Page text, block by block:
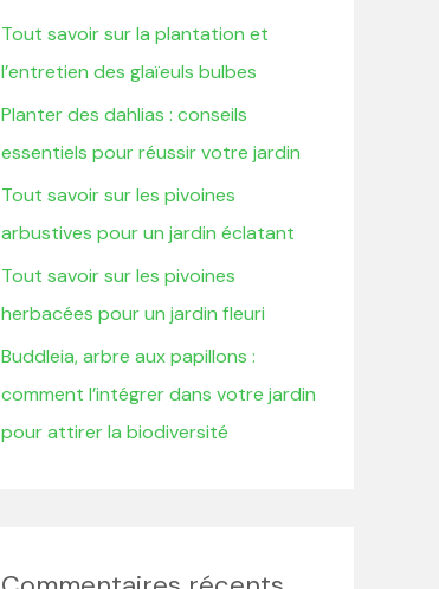
c
h
e
r
:
Tout savoir sur la plantation et
l’entretien des glaïeuls bulbes
Planter des dahlias : conseils
essentiels pour réussir votre jardin
Tout savoir sur les pivoines
arbustives pour un jardin éclatant
Tout savoir sur les pivoines
herbacées pour un jardin fleuri
Buddleia, arbre aux papillons :
comment l’intégrer dans votre jardin
pour attirer la biodiversité